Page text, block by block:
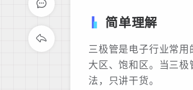
简单理解
三极管是电子行业常
大区、饱和区。当三
法，只讲干货。